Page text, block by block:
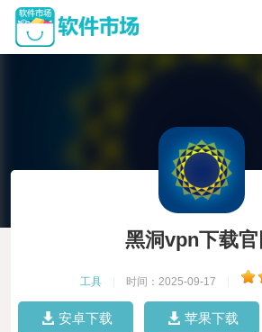
黑洞vpn下载官
工具 时间：2025-09-17
安卓下载 苹果下载